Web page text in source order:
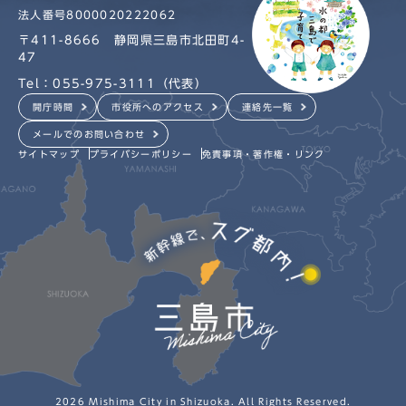
法人番号8000020222062
〒411-8666 静岡県三島市北田町4-
47
Tel：055-975-3111（代表）
開庁時間 市役所へのアクセス 連絡先一覧
メールでのお問い合わせ
サイトマップ プライバシーポリシー 免責事項・著作権・リンク
2026 Mishima City in Shizuoka. All Rights Reserved.